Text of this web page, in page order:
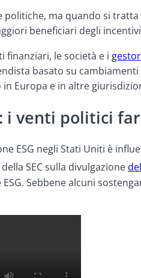
politiche, ma quando si
beneficiari degli
finanziari, le società e i
basato su
Europa e in altre
i venti politici
ESG negli Stati Uniti è
SEC sulla divulgazione
Sebbene alcuni